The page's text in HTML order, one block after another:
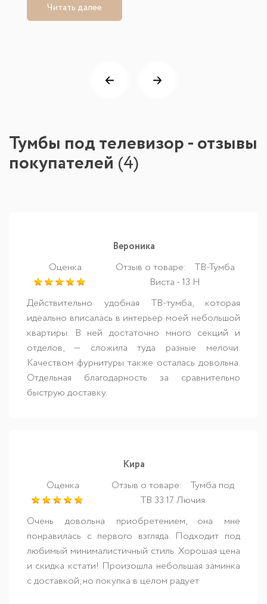
Читать далее
Тумбы под телевизор - отзывы
покупателей (4)
Вероника
Оценка
Отзыв о товаре:
ТВ-Тумба
Виста - 13 Н
Действительно удобная ТВ-тумба, которая
идеально вписалась в интерьер моей небольшой
квартиры. В ней достаточно много секций и
отделов, — сложила туда разные мелочи.
Качеством фурнитуры также осталась довольна.
Отдельная благодарность за сравнительно
быструю доставку.
Кира
Оценка
Отзыв о товаре:
Тумба под
ТВ 33.17 Лючия
Очень довольна приобретением, она мне
понравилась с первого взгляда. Подходит под
любимый минималистичный стиль. Хорошая цена
и скидка кстати! Произошла небольшая заминка
с доставкой, но покупка в целом радует